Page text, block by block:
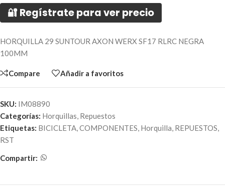
🔐 Regístrate para ver precio
HORQUILLA 29 SUNTOUR AXON WERX SF17 RLRC NEGRA
100MM
Compare Añadir a favoritos
SKU: IM08890
Categorías: Horquillas, Repuestos
Etiquetas: BICICLETA,COMPONENTES, Horquilla, REPUESTOS,
RST
Compartir: